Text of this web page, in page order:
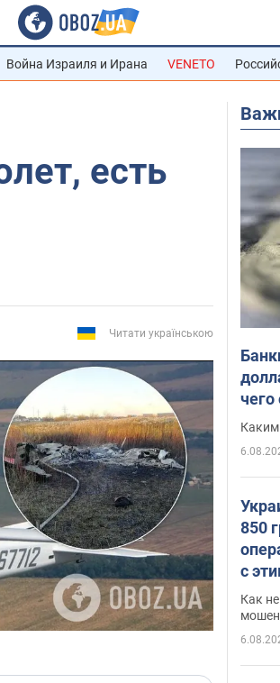
Война Израиля и Ирана VENETO
есть
Читати українською
Каким
850
с
Как